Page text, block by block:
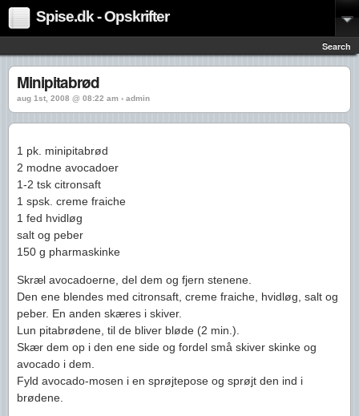
Spise.dk - Opskrifter
Search
Minipitabrød
aug 1st, 2008 @ 08:22 am › admin
1 pk. minipitabrød
2 modne avocadoer
1-2 tsk citronsaft
1 spsk. creme fraiche
1 fed hvidløg
salt og peber
150 g pharmaskinke
Skræl avocadoerne, del dem og fjern stenene.
Den ene blendes med citronsaft, creme fraiche, hvidløg, salt og
peber. En anden skæres i skiver.
Lun pitabrødene, til de bliver bløde (2 min.).
Skær dem op i den ene side og fordel små skiver skinke og
avocado i dem.
Fyld avocado-mosen i en sprøjtepose og sprøjt den ind i
brødene.